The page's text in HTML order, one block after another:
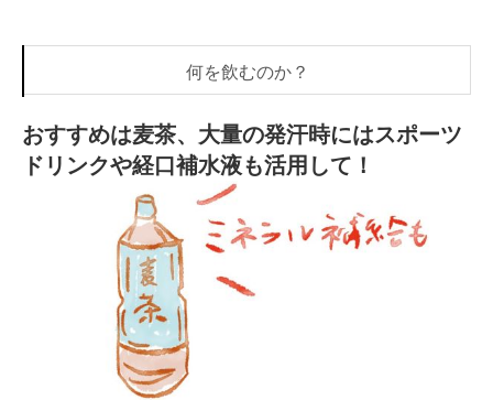
何を飲むのか？
おすすめは麦茶、大量の発汗時にはスポーツ
ドリンクや経口補水液も活用して！